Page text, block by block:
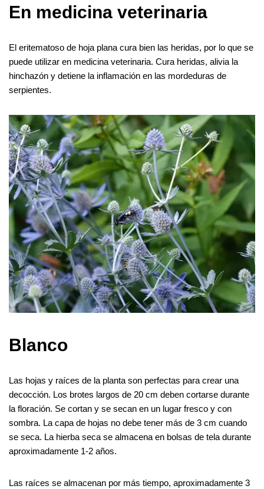
En medicina veterinaria
El eritematoso de hoja plana cura bien las heridas, por lo que se
puede utilizar en medicina veterinaria. Cura heridas, alivia la
hinchazón y detiene la inflamación en las mordeduras de
serpientes.
Blanco
Las hojas y raíces de la planta son perfectas para crear una
decocción. Los brotes largos de 20 cm deben cortarse durante
la floración. Se cortan y se secan en un lugar fresco y con
sombra. La capa de hojas no debe tener más de 3 cm cuando
se seca. La hierba seca se almacena en bolsas de tela durante
aproximadamente 1-2 años.
Las raíces se almacenan por más tiempo, aproximadamente 3